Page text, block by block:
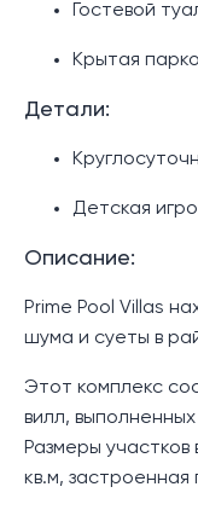
Гостевой
Крытая
Детали:
Детская
Описание:
Prime Pool Villas
шума и суеты в
Этот комплекс
вилл,
Размеры участков
кв.м, застроенная